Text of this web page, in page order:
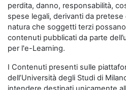
perdita, danno, responsabilità,
spese legali, derivanti da
natura che soggetti terzi
contenuti pubblicati da parte
per l'e-Learning.
I Contenuti presenti sulle
dell’Università degli Studi di